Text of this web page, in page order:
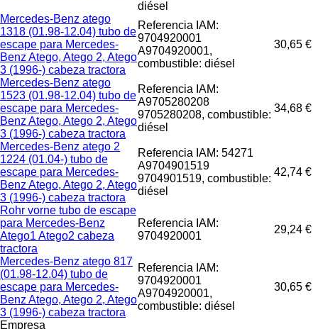
diésel
Mercedes-Benz atego
1318 (01.98-12.04) tubo de
escape para Mercedes-
Benz Atego, Atego 2, Atego
3 (1996-) cabeza tractora
Referencia IAM:
9704920001
A9704920001,
combustible: diésel
30,65 €
Mercedes-Benz atego
1523 (01.98-12.04) tubo de
escape para Mercedes-
Benz Atego, Atego 2, Atego
3 (1996-) cabeza tractora
Referencia IAM:
A9705280208
9705280208, combustible:
diésel
34,68 €
Mercedes-Benz atego 2
1224 (01.04-) tubo de
escape para Mercedes-
Benz Atego, Atego 2, Atego
3 (1996-) cabeza tractora
Referencia IAM: 54271
A9704901519
9704901519, combustible:
diésel
42,74 €
Rohr vorne tubo de escape
para Mercedes-Benz
Atego1 Atego2 cabeza
tractora
Referencia IAM:
9704920001
29,24 €
Mercedes-Benz atego 817
(01.98-12.04) tubo de
escape para Mercedes-
Benz Atego, Atego 2, Atego
3 (1996-) cabeza tractora
Referencia IAM:
9704920001
A9704920001,
combustible: diésel
30,65 €
Empresa